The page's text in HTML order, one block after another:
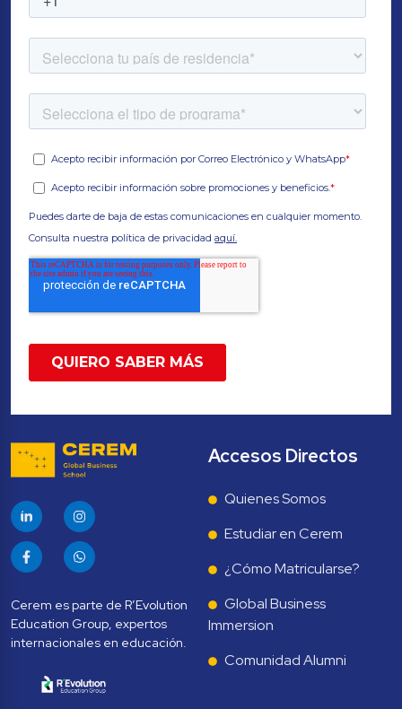
Cerem es parte de R’Evolution
Education Group, expertos
Accesos Directos
Quienes Somos
Estudiar en Cerem
¿Cómo Matricularse?
Global Business
Immersion
Comunidad Alumni